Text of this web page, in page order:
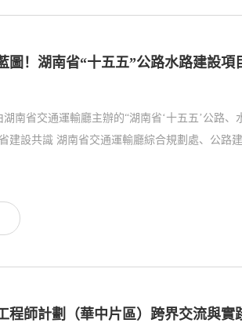
圖！湖南省“十五五”公路水路建設
湖南省交通運輸廳主辦的“湖南省‘十五五’公路
對接，凝聚交通強省建設共識 湖南省交通運輸
程師計劃（華中片區）跨界交流與